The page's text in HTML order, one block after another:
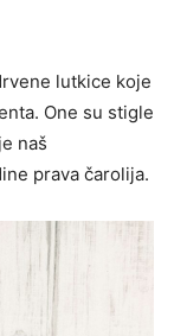
lutkice koje
One su stigle
naš
prava čarolija.